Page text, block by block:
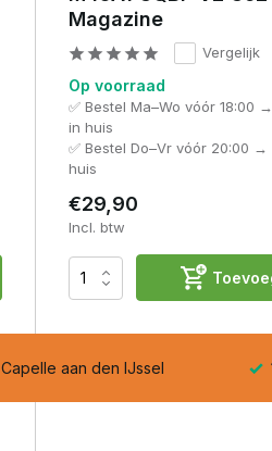
Magazine
Vergelijk
Op voorraad
✅ Bestel Ma–Wo vóór 18:00
in huis
✅ Bestel Do–Vr vóór 20:00 →
huis
€29,90
Incl. btw
retourtermijn – zonder